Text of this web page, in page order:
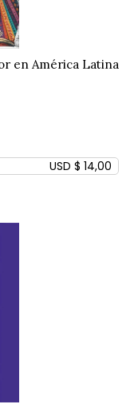
en América Latina
USD $ 14,00